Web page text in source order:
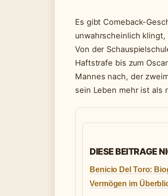
Es gibt Comeback-
unwahrscheinlich
Von der
Haftstrafe bis zum
Mannes nach, der
sein Leben mehr ist als
DIESE BEITRAGE
Benicio Del Toro:
Vermögen im